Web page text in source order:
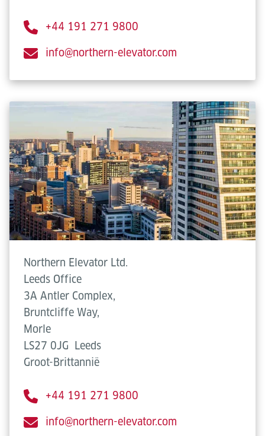
+44 191 271 9800
info@northern-elevator.com
Northern Elevator Ltd.
Leeds Office
3A Antler Complex,
Bruntcliffe Way,
Morle
LS27 0JG
Leeds
Groot-Brittannië
+44 191 271 9800
info@northern-elevator.com